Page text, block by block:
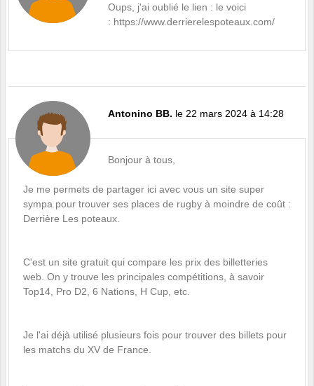
Oups, j'ai oublié le lien : le voici
: https://www.derrierelespoteaux.com/
Antonino BB. le 22 mars 2024 à 14:28
Bonjour à tous,
Je me permets de partager ici avec vous un site super
sympa pour trouver ses places de rugby à moindre de coût :
Derrière Les poteaux.
C'est un site gratuit qui compare les prix des billetteries
web. On y trouve les principales compétitions, à savoir
Top14, Pro D2, 6 Nations, H Cup, etc.
Je l'ai déjà utilisé plusieurs fois pour trouver des billets pour
les matchs du XV de France.